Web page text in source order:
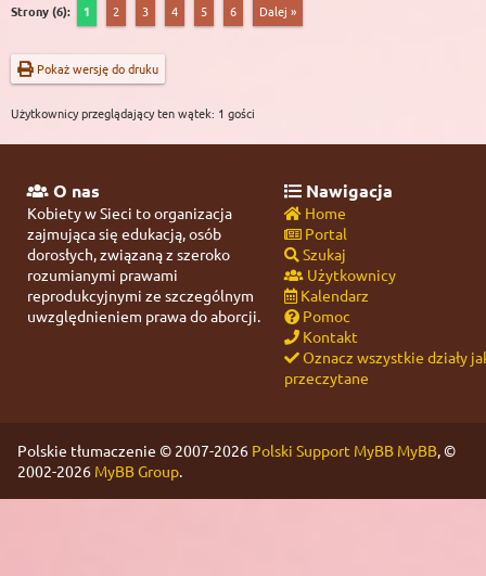
Strony (6): 1 2 3 4 5 6 Dalej »
Pokaż wersję do druku
Użytkownicy przeglądający ten wątek: 1 gości
O nas
Kobiety w Sieci to organizacja
zajmująca się edukacją, osób
dorosłych, związaną z szeroko
rozumianymi prawami
reprodukcyjnymi ze szczególnym
uwzględnieniem prawa do aborcji.
Nawigacja
Home
Portal
Szukaj
Użytkownicy
Kalendarz
Pomoc
Kontakt
Oznacz wszystkie działy
przeczytane
Polskie tłumaczenie © 2007-2026 Polski Support MyBB MyBB, ©
2002-2026 MyBB Group.